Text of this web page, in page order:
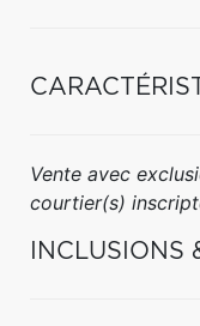
Vente avec
courtier(s)
INCLUSIONS